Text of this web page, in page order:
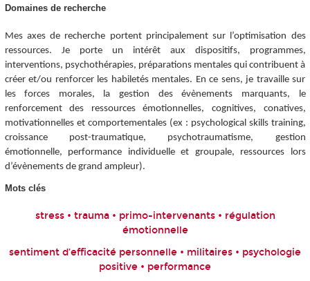
Domaines de recherche
Mes axes de recherche portent principalement sur l’optimisation des
ressources. Je porte un intérêt aux dispositifs, programmes,
interventions, psychothérapies, préparations mentales qui contribuent à
créer et/ou renforcer les habiletés mentales. En ce sens, je travaille sur
les forces morales, la gestion des évènements marquants, le
renforcement des ressources émotionnelles, cognitives, conatives,
motivationnelles et comportementales (ex : psychological skills training,
croissance post-traumatique, psychotraumatisme, gestion
émotionnelle, performance individuelle et groupale, ressources lors
d’évènements de grand ampleur).
Mots clés
stress • trauma • primo-intervenants • régulation
émotionnelle
sentiment d’efficacité personnelle • militaires • psychologie
positive • performance